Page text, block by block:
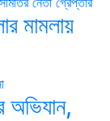
মামলায়
অভিযান,